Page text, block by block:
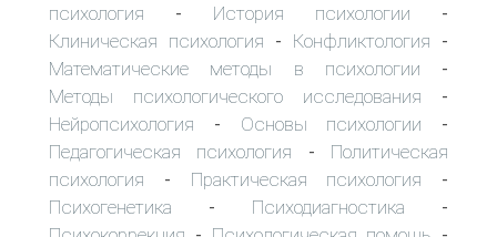
психология - История психологии -
Клиническая психология - Конфликтология -
Математические методы в психологии -
Методы психологического исследования -
Нейропсихология - Основы психологии -
Педагогическая психология - Политическая
психология - Практическая психология -
Психогенетика - Психодиагностика -